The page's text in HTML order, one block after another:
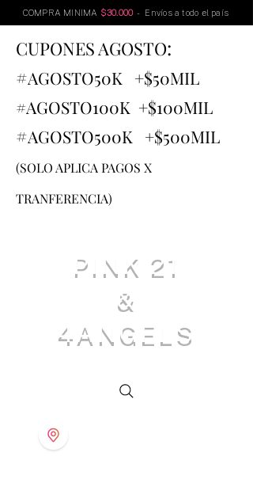
COMPRA MINIMA $30.000 - Envíos a todo el país
CUPONES AGOSTO:
#AGOSTO50K +$50MIL
#AGOSTO100K +$100MIL
#AGOSTO500K +$500MIL
(SOLO APLICA PAGOS X
TRANFERENCIA)
PINK 21
&
4ANGELS